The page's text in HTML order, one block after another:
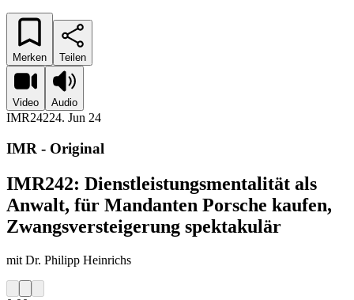
Merken Teilen
Video Audio
IMR24224. Jun 24
IMR - Original
IMR242: Dienstleistungsmentalität als
Anwalt, für Mandanten Porsche kaufen,
Zwangsversteigerung spektakulär
mit Dr. Philipp Heinrichs